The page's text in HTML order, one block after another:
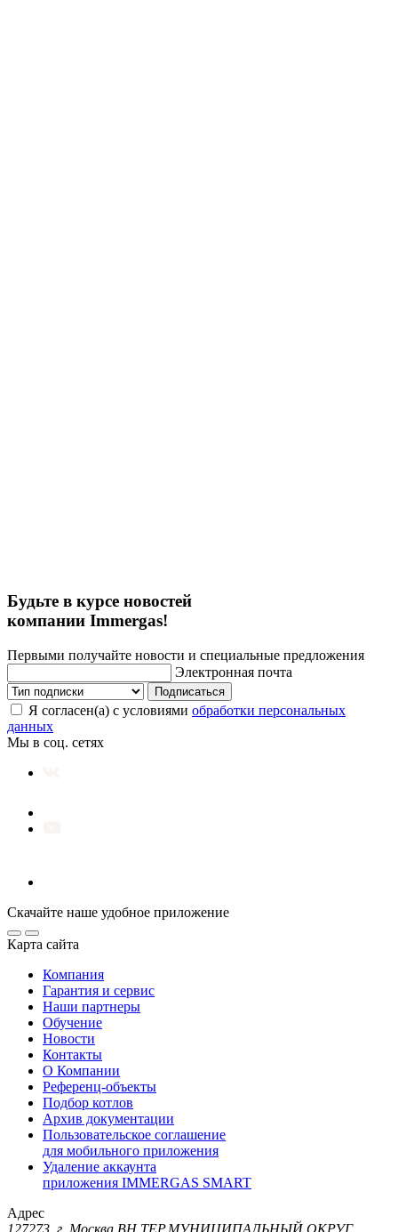
Будьте в курсе новостей
компании Immergas!
Первыми получайте новости и специальные предложения
Электронная почта
Подписаться
Я согласен(а) с условиями обработки персональных
данных
Мы в соц. сетях
Скачайте наше удобное приложение
Карта сайта
Компания
Гарантия и сервис
Наши партнеры
Обучение
Новости
Контакты
О Компании
Референц-объекты
Подбор котлов
Архив документации
Пользовательское соглашение
для мобильного приложения
Удаление аккаунта
приложения IMMERGAS SMART
Адрес
127273, г. Москва ВН.ТЕР.МУНИЦИПАЛЬНЫЙ ОКРУГ